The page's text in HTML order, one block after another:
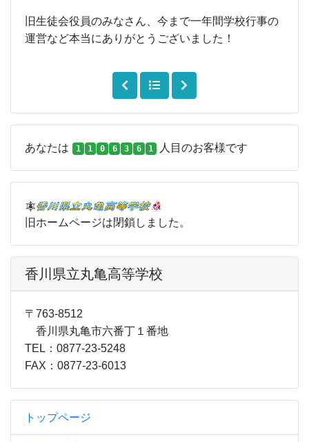
あなたは 1 1 0 6 3 6 1 人目のお客様です
旧ホームページは閉鎖しました。
香川県立丸亀高等学校
〒763-8512
香川県丸亀市六番丁１番地
TEL：0877-23-5248
FAX：0877-23-6013
トップページ
旧生徒会役員のみなさん、今まで一年間学校行事の
運営など本当にありがとうございました！